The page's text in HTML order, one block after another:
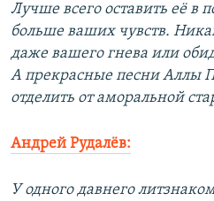
Лучше всего оставить её в
больше ваших чувств.
даже вашего гнева или
А прекрасные песни Аллы
отделить от аморальной
Андрей Рудалёв:
У одного давнего